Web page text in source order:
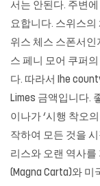
서는 안된다. 주변
요합니다. 스위스의
위스 체스 스폰서인
스 페니 모어 쿠퍼
다. 따라서 Ihe
Limes 금액입니다.
이나가 ‘시행 착오
작하여 모든 것을
리스와 오랜 역사
(Magna Carta)와 미